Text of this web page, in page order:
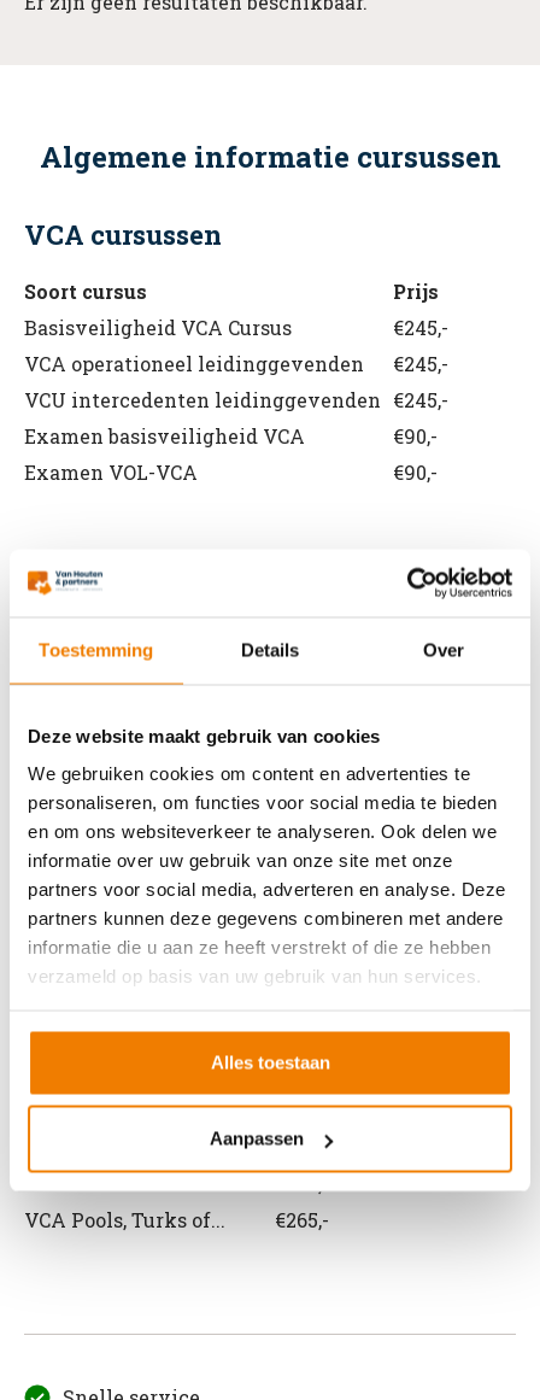
Toestemming Details Over
Deze website maakt gebruik van cookies
We gebruiken cookies om content en advertenties te
personaliseren, om functies voor social media te bieden
en om ons websiteverkeer te analyseren. Ook delen we
informatie over uw gebruik van onze site met onze
partners voor social media, adverteren en analyse. Deze
partners kunnen deze gegevens combineren met andere
informatie die u aan ze heeft verstrekt of die ze hebben
verzameld op basis van uw gebruik van hun services.
Alles toestaan
Aanpassen
Algemene informatie cursussen
VCA cursussen
Soort cursus
Prijs
Basisveiligheid VCA Cursus
€245,-
VCA operationeel leidinggevenden
€245,-
VCU intercedenten leidinggevenden €245,-
Examen basisveiligheid VCA
€90,-
Examen VOL-VCA
€90,-
BHV basisopleiding
v.a. €245,-
BHV herhaling
Arbo en Veiligheid
Prijs
Werken met vorkhef- en reachtruck
v.a. €250,-
Werken met een hoogwerker
v.a. €250,-
Veilig aanslaan van lasten
v.a. €250,-
Veilig werken langs de weg
v.a. €250,-
VCA andere taal
Prijs
VCA Pools, Turks of...
€265,-